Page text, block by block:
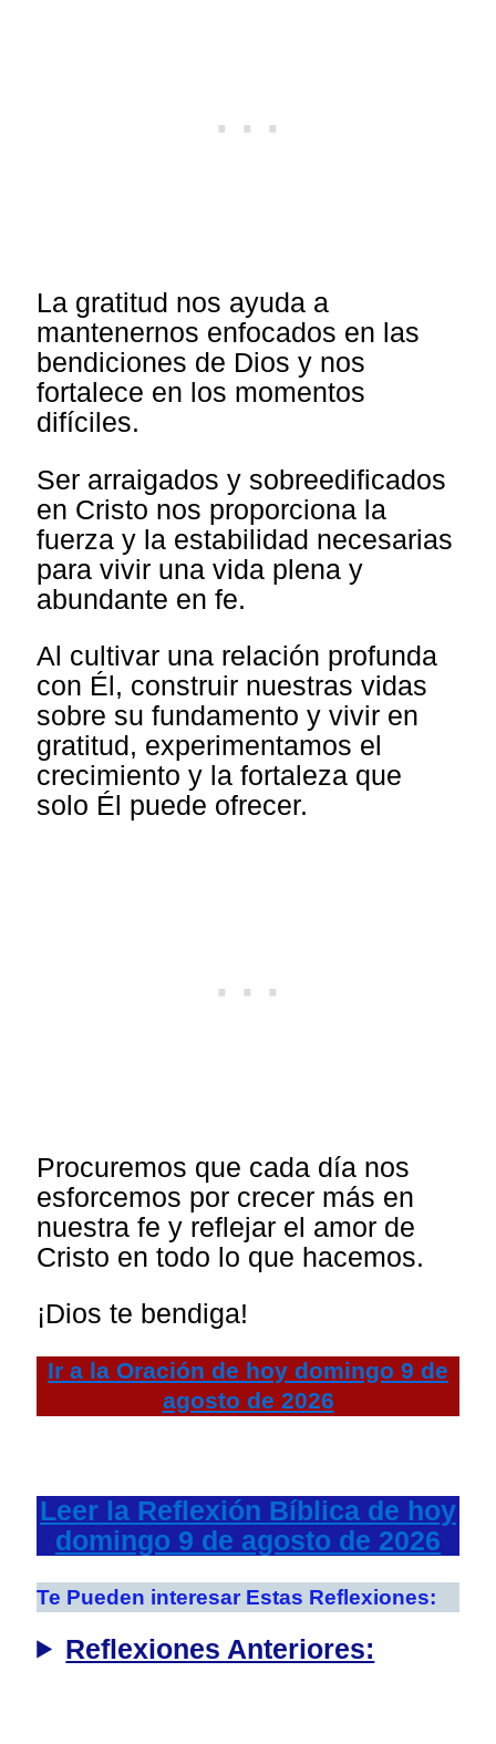
La gratitud nos ayuda a
mantenernos enfocados en las
bendiciones de Dios y nos
fortalece en los momentos
difíciles.
Ser arraigados y sobreedificados
en Cristo nos proporciona la
fuerza y la estabilidad necesarias
para vivir una vida plena y
abundante en fe.
Al cultivar una relación profunda
con Él, construir nuestras vidas
sobre su fundamento y vivir en
gratitud, experimentamos el
crecimiento y la fortaleza que
solo Él puede ofrecer.
Procuremos que cada día nos
esforcemos por crecer más en
nuestra fe y reflejar el amor de
Cristo en todo lo que hacemos.
¡Dios te bendiga!
Ir a la Oración de hoy domingo 9 de
agosto de 2026
Leer la Reflexión Bíblica de hoy
domingo 9 de agosto de 2026
Te Pueden interesar Estas Reflexiones:
Reflexiones Anteriores: